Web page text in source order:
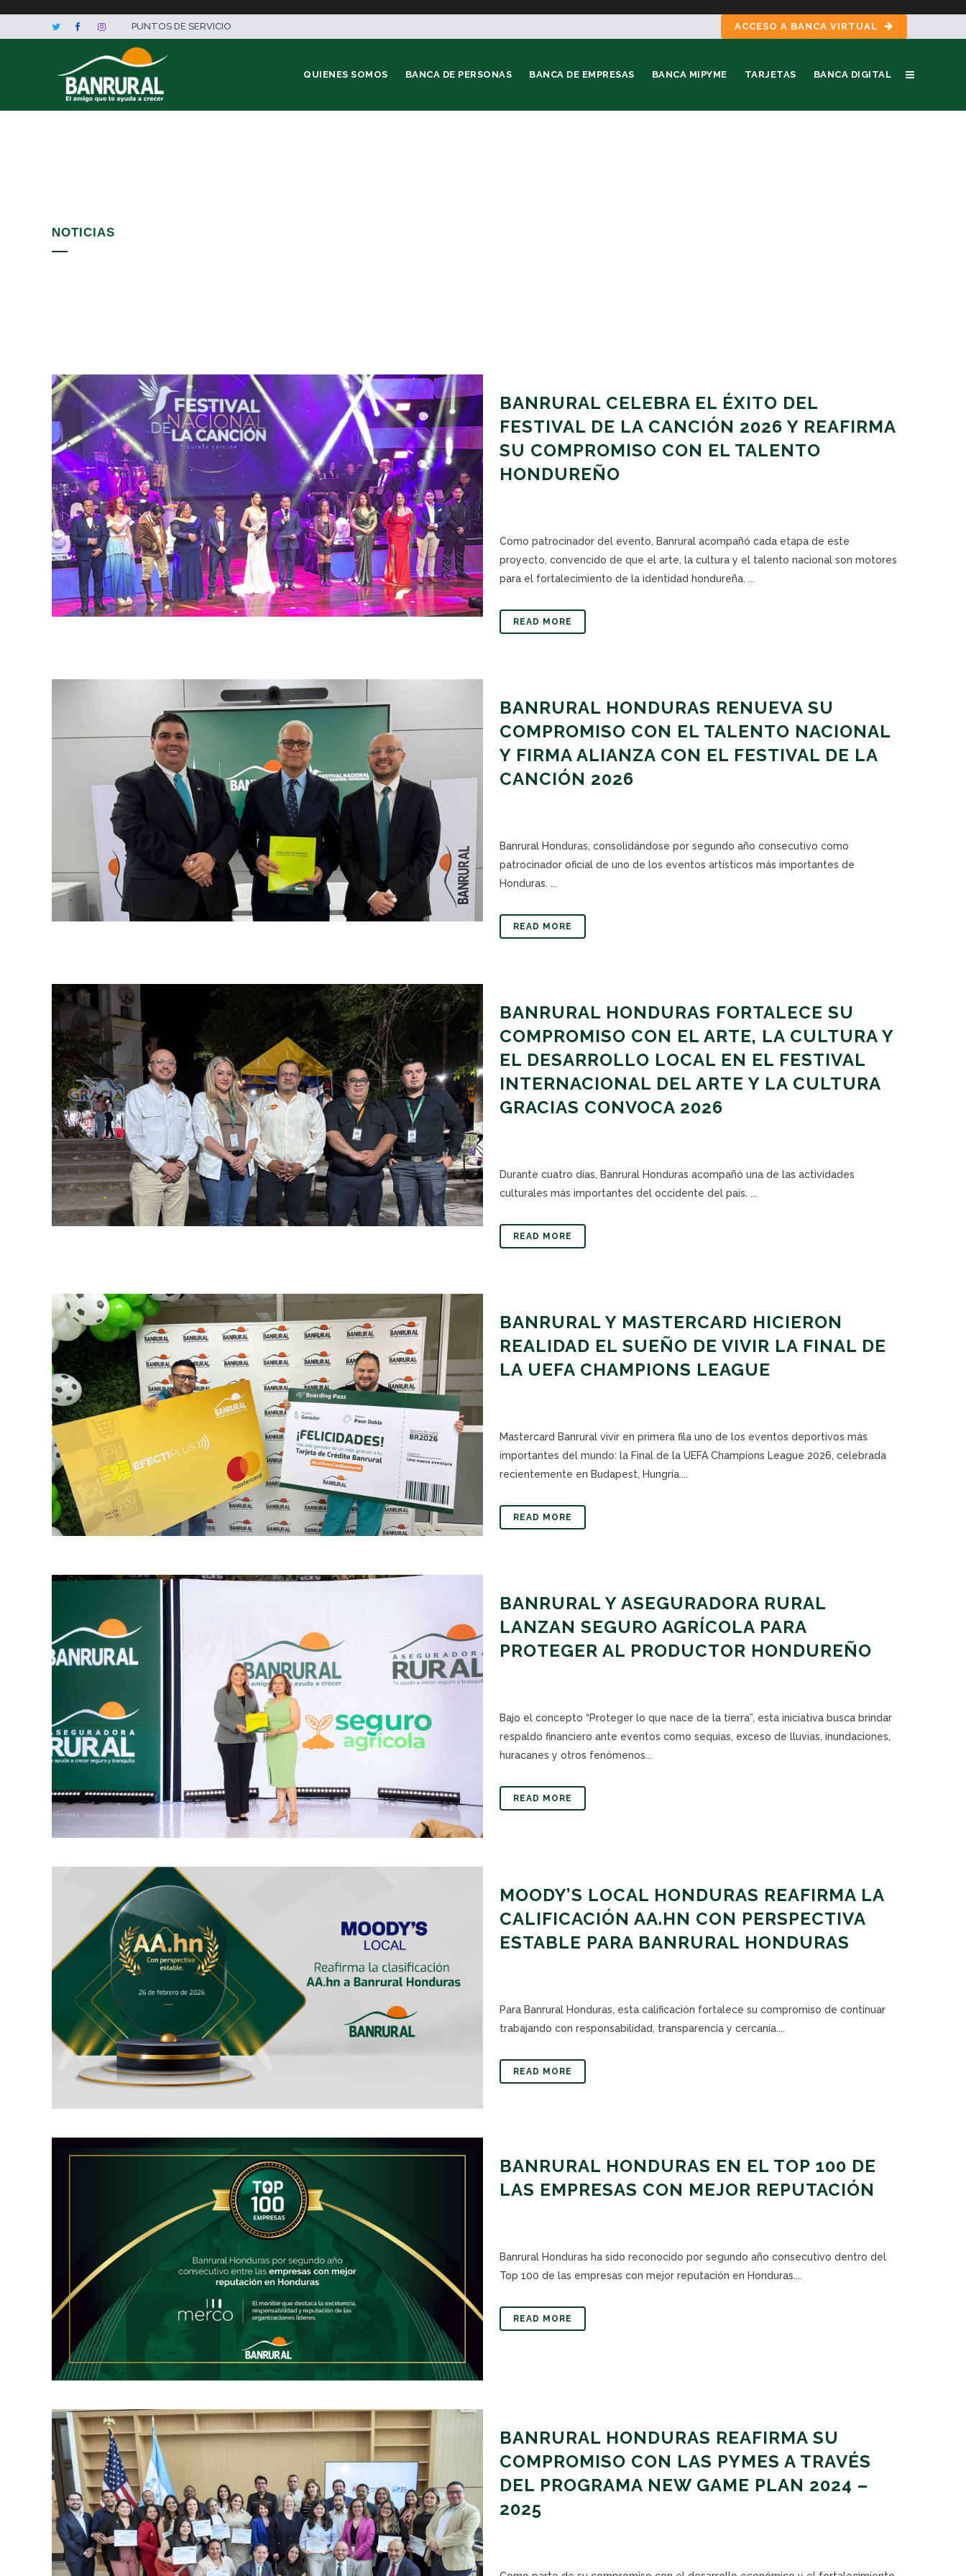
PUNTOS DE SERVICIO ACCESO A BANCA VIRTUAL
QUIENES SOMOS BANCA DE PERSONAS BANCA DE EMPRESAS BANCA MIPYME TARJETAS BANCA DIGITAL
NOTICIAS
BANRURAL CELEBRA EL ÉXITO DEL
FESTIVAL DE LA CANCIÓN 2026 Y REAFIRMA
SU COMPROMISO CON EL TALENTO
HONDUREÑO
Como patrocinador del evento, Banrural acompañó cada etapa de este
proyecto, convencido de que el arte, la cultura y el talento nacional son motores
para el fortalecimiento de la identidad hondureña. ...
READ MORE
BANRURAL HONDURAS RENUEVA SU
COMPROMISO CON EL TALENTO NACIONAL
Y FIRMA ALIANZA CON EL FESTIVAL DE LA
CANCIÓN 2026
Banrural Honduras, consolidándose por segundo año consecutivo como
patrocinador oficial de uno de los eventos artísticos más importantes de
Honduras. ...
READ MORE
BANRURAL HONDURAS FORTALECE SU
COMPROMISO CON EL ARTE, LA CULTURA Y
EL DESARROLLO LOCAL EN EL FESTIVAL
INTERNACIONAL DEL ARTE Y LA CULTURA
GRACIAS CONVOCA 2026
Durante cuatro días, Banrural Honduras acompañó una de las actividades
culturales más importantes del occidente del país. ...
READ MORE
BANRURAL Y MASTERCARD HICIERON
REALIDAD EL SUEÑO DE VIVIR LA FINAL DE
LA UEFA CHAMPIONS LEAGUE
Mastercard Banrural vivir en primera fila uno de los eventos deportivos más
importantes del mundo: la Final de la UEFA Champions League 2026, celebrada
recientemente en Budapest, Hungría....
READ MORE
BANRURAL Y ASEGURADORA RURAL
LANZAN SEGURO AGRÍCOLA PARA
PROTEGER AL PRODUCTOR HONDUREÑO
Bajo el concepto “Proteger lo que nace de la tierra”, esta iniciativa busca brindar
respaldo financiero ante eventos como sequías, exceso de lluvias, inundaciones,
huracanes y otros fenómenos...
READ MORE
MOODY’S LOCAL HONDURAS REAFIRMA LA
CALIFICACIÓN AA.HN CON PERSPECTIVA
ESTABLE PARA BANRURAL HONDURAS
Para Banrural Honduras, esta calificación fortalece su compromiso de continuar
trabajando con responsabilidad, transparencia y cercanía....
READ MORE
BANRURAL HONDURAS EN EL TOP 100 DE
LAS EMPRESAS CON MEJOR REPUTACIÓN
Banrural Honduras ha sido reconocido por segundo año consecutivo dentro del
Top 100 de las empresas con mejor reputación en Honduras....
READ MORE
BANRURAL HONDURAS REAFIRMA SU
COMPROMISO CON LAS PYMES A TRAVÉS
DEL PROGRAMA NEW GAME PLAN 2024 –
2025